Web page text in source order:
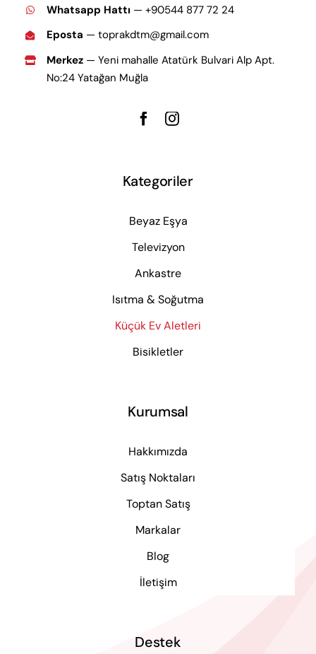
Whatsapp Hattı — +90544 877 72 24
Eposta — toprakdtm@gmail.com
Merkez — Yeni mahalle Atatürk Bulvari Alp Apt.
No:24 Yatağan Muğla
Kategoriler
Beyaz Eşya
Televizyon
Ankastre
Isıtma & Soğutma
Küçük Ev Aletleri
Bisikletler
Kurumsal
Hakkımızda
Satış Noktaları
Toptan Satış
Markalar
Blog
İletişim
Destek